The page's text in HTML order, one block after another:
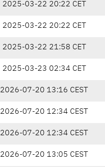
2025-03-22 20:22 CET
2025-03-22 20:22 CET
2025-03-22 21:58 CET
2025-03-23 02:34 CET
2026-07-20 13:16 CEST
2026-07-20 12:34 CEST
2026-07-20 12:34 CEST
2026-07-20 13:05 CEST